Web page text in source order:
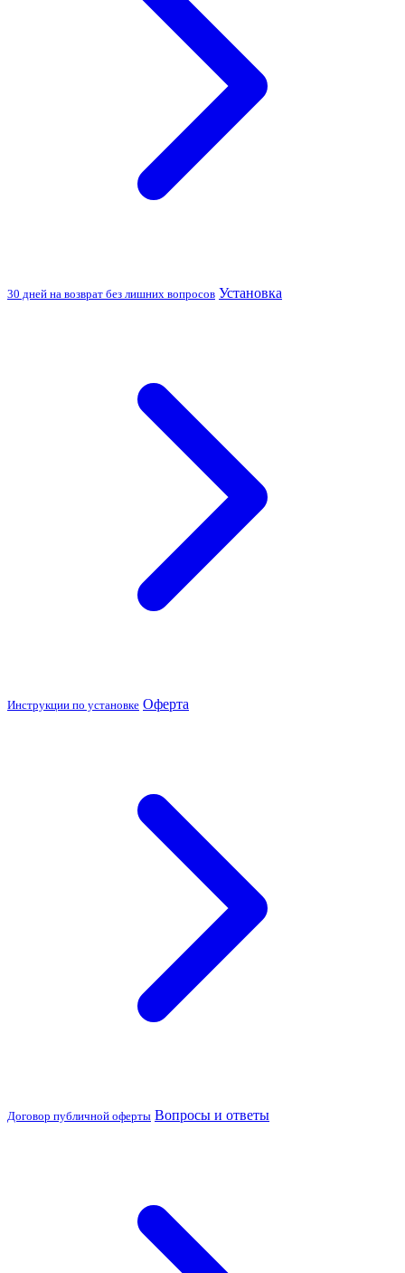
30 дней на возврат без лишних вопросов Установка
Инструкции по установке Оферта
Договор публичной оферты Вопросы и ответы